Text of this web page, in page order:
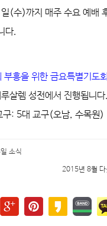
(수)까지 매주 수요 예배
다.
흥을 위한 금요특별기도회
살렘 성전에서 진행됩니다.
: 5대 교구(오남, 수목원)
소식
2015년 8월 다